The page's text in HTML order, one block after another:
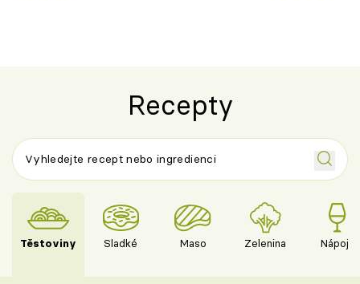
Recepty
Těstoviny Sladké Maso Zelenina Nápoje